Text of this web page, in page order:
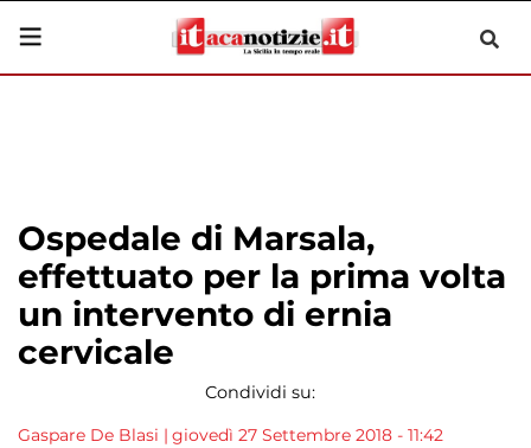
Ospedale di Marsala,
effettuato per la prima volta
un intervento di ernia
cervicale
Condividi su:
Gaspare De Blasi | giovedì 27 Settembre 2018 - 11:42